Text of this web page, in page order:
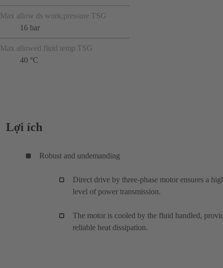
Max allow ds work.pressure TSG
16 bar
Max allowed fluid temp TSG
40 °C
Lợi ích
Robust and undemanding
Direct drive by three-phase motor ensures a
level of power transmission.
The motor is cooled by the fluid handled,
reliable heat dissipation.